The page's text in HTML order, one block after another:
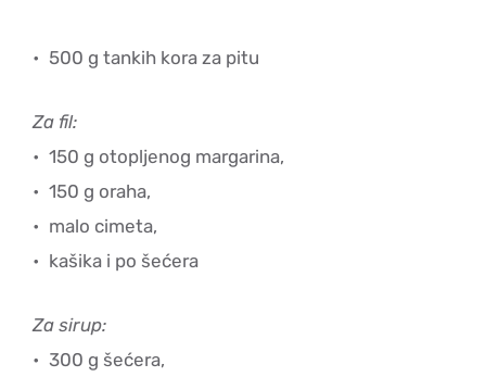
500 g tankih kora za pitu
Za fil:
150 g otopljenog margarina,
150 g oraha,
malo cimeta,
kašika i po šećera
Za sirup:
300 g šećera,